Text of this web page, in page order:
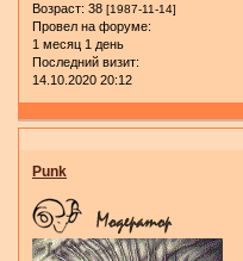
Возраст: 38 [1987-11-14]
Провел на форуме:
1 месяц 1 день
Последний визит:
14.10.2020 20:12
Punk